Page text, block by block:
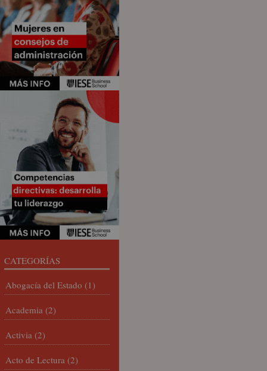
CATEGORÍAS
Abogacía del Estado (1)
Academia (2)
Activia (2)
Acto de Lectura (2)